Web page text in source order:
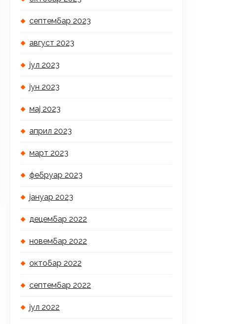
септембар 2023
август 2023
јул 2023
јун 2023
мај 2023
април 2023
март 2023
фебруар 2023
јануар 2023
децембар 2022
новембар 2022
октобар 2022
септембар 2022
јул 2022